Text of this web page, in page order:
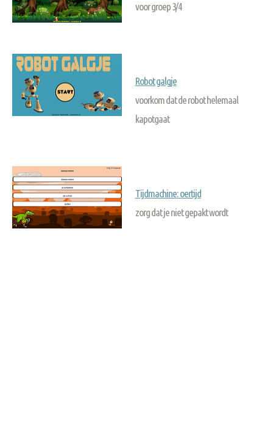
voor groep 3/4
Robot galgje
voorkom dat de robot helemaal
kapotgaat
Tijdmachine: oertijd
zorg dat je niet gepakt wordt